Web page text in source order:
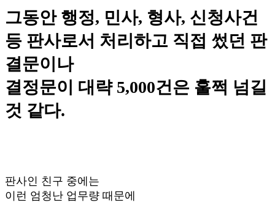
그동안 행정, 민사, 형사, 신청사건
등 판사로서 처리하고 직접 썼던 판
결문이나
결정문이 대략 5,000건은 훌쩍 넘길
것 같다.
판사인 친구 중에는
이런 엄청난 업무량 때문에